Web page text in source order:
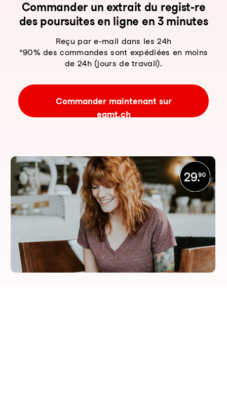
Com­man­der un ex­trait du re­gist-re
des pour­sui­tes en li­gne en 3 mi­nu­tes
Reçu par e-mail dans les 24h
*90% des commandes sont expédiées en moins
de 24h (jours de travail).
Commander maintenant sur
eamt.ch